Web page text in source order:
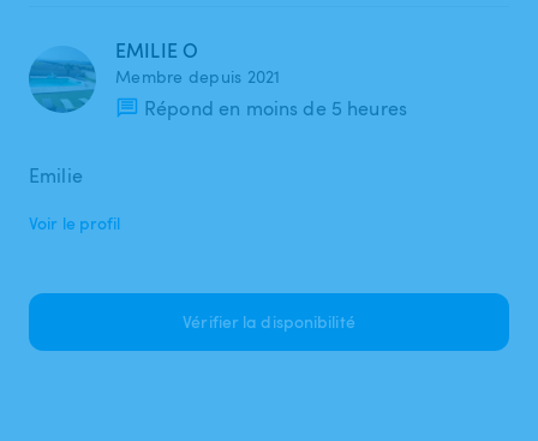
EMILIE O
Membre depuis 2021
Répond en moins de 5 heures
Emilie
Voir le profil
Vérifier la disponibilité